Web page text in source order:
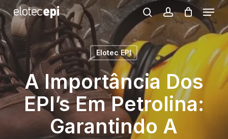
Skip
to
main
content
searchaccount
Menu
Elotec EPI
A Importância Dos
EPI’s Em Petrolina:
Garantindo A
Close
Menu